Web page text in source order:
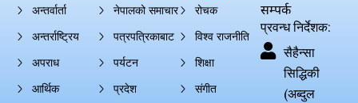
अन्तर्वार्ता
अन्तर्राष्ट्रिय
अपराध
आर्थिक
नेपालको समाचार
पत्रपत्रिकाबाट
पर्यटन
प्रदेश
रोचक
विश्व राजनीति
शिक्षा
संगीत
सम्पर्क
प्रवन्ध निर्देशक:
सैहैन्सा
सिद्धिकी
(अब्दुल